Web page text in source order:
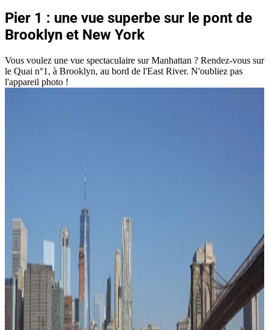
Pier 1 : une vue superbe sur le pont de
Brooklyn et New York
Vous voulez une vue spectaculaire sur Manhattan ? Rendez-vous sur
le Quai n°1, à Brooklyn, au bord de l'East River. N'oubliez pas
l'appareil photo !